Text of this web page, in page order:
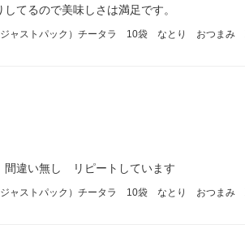
てるので美味しさは満足です。
ジャストパック）チータラ 10袋 なとり おつまみ
違い無し リピートしています
ジャストパック）チータラ 10袋 なとり おつまみ